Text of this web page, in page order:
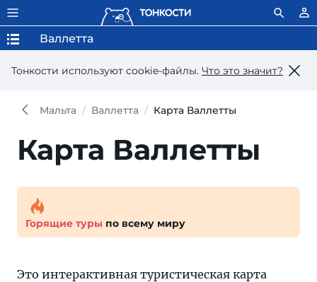
Тонкости используют сookie-файлы. Что это значит?
Валлетта
Мальта Валлетта Карта Валлетты
Карта Валлетты
Горящие туры по всему миру
Это интерактивная туристическая карта